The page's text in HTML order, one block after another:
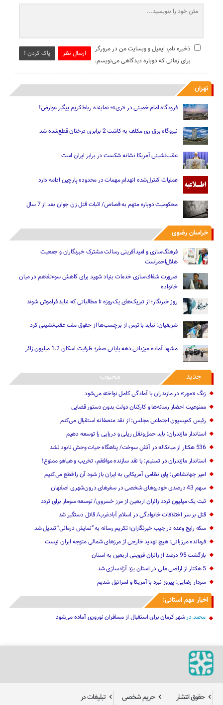
ارسال نظر پاک کردن !
ذخیره نام، ایمیل و وبسایت من در مرورگر
برای زمانی که دوباره دیدگاهی می‌نویسم.
تهران
فرودگاه امام خمینی در «ری»؛ نماینده رباط‌کریم پیگیر عوارض!
نیروگاه برق ری مکلف به کاشت 2 برابری درختان قطع‌شده شد
عقب‌نشینی آمریکا نشانه شکست در برابر ایران است
عملیات کنترل‌شده انهدام مهمات در محدوده پارچین ادامه دارد
محکومیت دوباره متهم به قصاص/ اثبات قتل زن جوان بعد از 7 سال
خراسان رضوی
فرهنگ‌سازی و امیدآفرینی رسالت‌ مشترک خبرنگاران و جمعیت
هلال‌احمراست
ضرورت شفاف‌سازی خدمات بنیاد شهید برای کاهش سوءتفاهم‌ در میان
خانواده
روز خبرنگار؛ از تبریک‌های یک‌روزه تا مطالباتی که نباید فراموش شوند
شریفیان: نباید با ترس از برچسب‌ها از حقوق ملت عقب‌نشینی کرد
مشهد آماده میزبانی دهه پایانی صفر؛ ظرفیت اسکان 1.2 میلیون زائر
جدید محبوب
زنگ «مهر» در مازندران با آمادگی کامل نواخته می‌شود
ممنوعیت احضار رسانه‌ها و کارکنان دولت بدون دستور قضایی
رئیس کمیسیون اجتماعی مجلس: از نقد منصفانه استقبال می‌کنم
استاندار مازندران: باید حمل‌ونقل ریلی و دریایی را توسعه دهیم
536 هکتار از میانکاله در آتش سوخت/ پناهگاه حیات وحش نابود نشد
استاندار مازندران در تسنیم: با نقد سازنده موافقم، تخریب و هیاهو ممنوع!
امیر جهانشاهی: پای نظامی آمریکایی به ایران باز شود آن را قطع می‌کنیم
سهم 43 درصدی خودروهای شخصی در سفرهای درون‌شهری اصفهان
ثبت یک میلیون تردد زائران اربعین از مرز خسروی/ توسعه سومار برای تردد
قتل بر سر اختلافات خانوادگی در اسلام آبادغرب/ قاتل دستگیر شد
سکه رایج وعده در جیب خبرنگاران؛ تکریم رسانه به “نمایش درمانی” تبدیل شد
فرمانده مرزبانی: هیچ تهدید خارجی از مرزهای ‌شمالی متوجه ایران نیست
بازگشت 95 درصد از زائران قزوینی اربعین به استان
5 هکتار از اراضی ملی در استان یز‌د آزادسازی شد
سردار رضایی: پیروز نبرد با آمریکا و اسرائیل شدیم
اخبار مهم استانی:
محمد درشهر کرمان برای استقبال از مسافران نوروزی آماده می‌شود
حقوق انتشار حریم شخصی تبلیغات در